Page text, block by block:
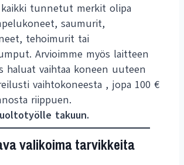
tunnetut merkit olipa
saumurit,
tehoimurit tai
Arvioimme myös laitteen
haluat vaihtaa koneen uuteen
vaihtokoneesta , jopa 100 €
riippuen.
takuun.
valikoima tarvikkeita